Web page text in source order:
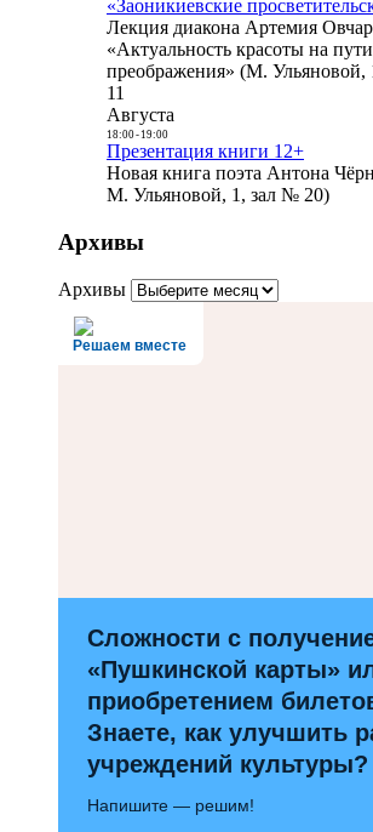
«Заоникиевские
Лекция диакона Артемия
«Актуальность красоты на
преображения» (М. Ульяновой,
11
Августа
18:00- 19:00
Презентация книги 12+
Новая книга поэта Антона
М. Ульяновой, 1, зал № 20)
Архивы
Архивы
Решаем вместе
Сложности с
«Пушкинской карты»
приобретением
Знаете, как улучшить
учреждений культуры?
Напишите — решим!